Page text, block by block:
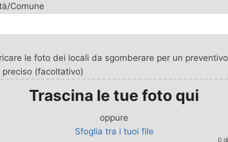
Comune
le foto dei locali da sgomberare per un preventivo
preciso (facoltativo)
Trascina le tue foto qui
oppure
Sfoglia tra i tuoi file
0